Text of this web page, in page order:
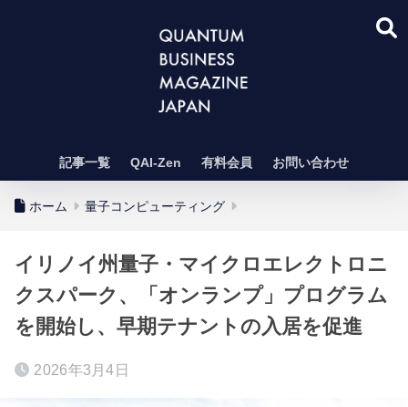
記事一覧 QAI-Zen 有料会員 お問い合わせ
ホーム 量子コンピューティング
イリノイ州量子・マイクロエレクトロニ
クスパーク、「オンランプ」プログラム
を開始し、早期テナントの入居を促進
2026年3月4日